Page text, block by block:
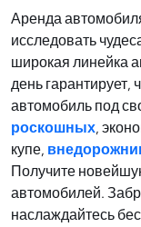
Аренда
исследовать
широкая линейка
день
автомобиль под
роскошных,
купе,
Получите
автомобилей.
наслаждайтесь